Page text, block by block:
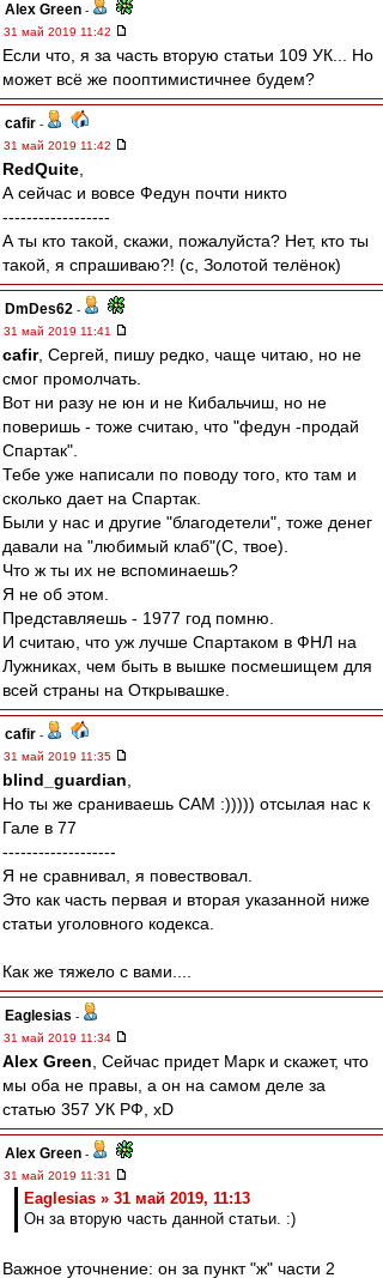
Alex Green -
31 май 2019 11:42
Если что, я за часть вторую статьи 109 УК... Но
может всё же пооптимистичнее будем?
cafir -
31 май 2019 11:42
RedQuite
А сейчас и вовсе Федун почти никто
------------------
А ты кто такой, скажи, пожалуйста? Нет, кто ты
такой, я спрашиваю?! (с, Золотой телёнок)
DmDes62 -
31 май 2019 11:41
cafir, Сергей, пишу редко, чаще читаю, но не
смог промолчать.
Вот ни разу не юн и не Кибальчиш, но не
поверишь - тоже считаю, что "федун -продай
Спартак".
Тебе уже написали по поводу того, кто там и
сколько дает на Спартак.
Были у нас и другие "благодетели", тоже денег
давали на "любимый клаб"(С, твое).
Что ж ты их не вспоминаешь?
Я не об этом.
Представляешь - 1977 год помню.
И считаю, что уж лучше Спартаком в ФНЛ на
Лужниках, чем быть в вышке посмешищем для
всей страны на Открывашке.
cafir -
31 май 2019 11:35
blind_guardian
Но ты же сраниваешь САМ :))))) отсылая нас к
Гале в 77
-------------------
Я не сравнивал, я повествовал.
Это как часть первая и вторая указанной ниже
статьи уголовного кодекса.
Как же тяжело с вами....
Eaglesias -
31 май 2019 11:34
Alex Green , Сейчас придет Марк и скажет, что
мы оба не правы, а он на самом деле за
статью 357 УК РФ, xD
Alex Green -
31 май 2019 11:31
Eaglesias » 31 май 2019, 11:13
Он за вторую часть данной статьи. :)
Важное уточнение: он за пункт "ж" части 2